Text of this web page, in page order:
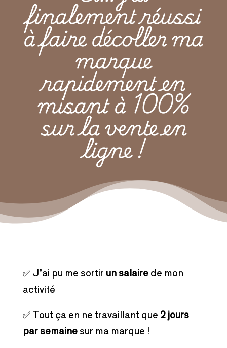
finalement réussi
à faire décoller ma
marque
rapidement en
misant à 100%
sur la vente en
ligne !
✅ J’ai pu me sortir un salairede mon
activité
✅ Tout ça en ne travaillant que 2 jours
par semainesur ma marque !